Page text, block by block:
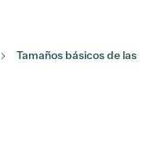
Tamaños básicos de las